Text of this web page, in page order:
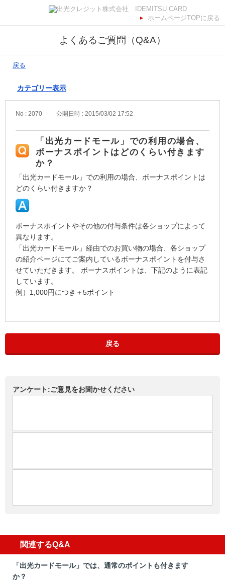
ホームページTOPに戻る
よくあるご質問（Q&A）
戻る
カテゴリー表示
No : 2070 公開日時 : 2015/03/02 17:52
「出光カードモール」での利用の場合、
ボーナスポイントはどのくらい付きます
か？
「出光カードモール」での利用の場合、ボーナスポイントは
どのくらい付きますか？
ボーナスポイントやその他の付与条件は各ショップによって
異なります。
「出光カードモール」経由でのお買い物の場合、各ショップ
の紹介ページにてご案内しているボーナスポイントを付与さ
せていただきます。 ボーナスポイントは、下記のように表記
しています。
例）1,000円につき＋5ポイント
戻る
アンケート:ご意見をお聞かせください
関連するQ&A
「出光カードモール」では、通常のポイントも付きます
か？